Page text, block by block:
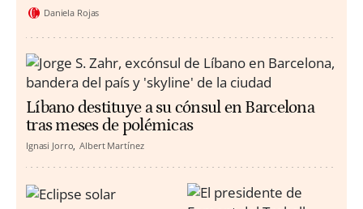
Daniela Rojas
Líbano destituye a su cónsul en Barcelona
tras meses de polémicas
Ignasi Jorro Albert Martínez